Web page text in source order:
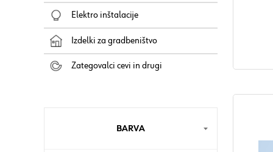
Elektro inštalacije
Izdelki za gradbeništvo
Zategovalci cevi in drugi
BARVA